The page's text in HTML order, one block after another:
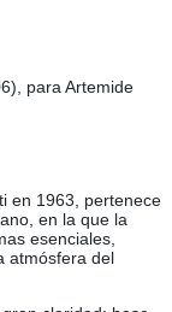
para Artemide
en 1963, pertenece
en la que la
esenciales,
atmósfera del